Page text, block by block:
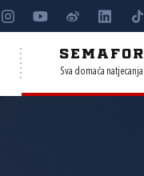
SEMAFOR
Sva domaća natjecanja